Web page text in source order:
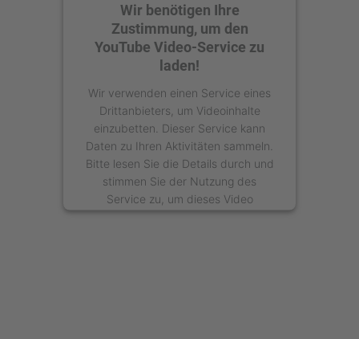
Wir benötigen Ihre
Zustimmung, um den
YouTube Video-Service zu
laden!
Wir verwenden einen Service eines
Drittanbieters, um Videoinhalte
einzubetten. Dieser Service kann
Daten zu Ihren Aktivitäten sammeln.
Bitte lesen Sie die Details durch und
stimmen Sie der Nutzung des
Service zu, um dieses Video
anzusehen.